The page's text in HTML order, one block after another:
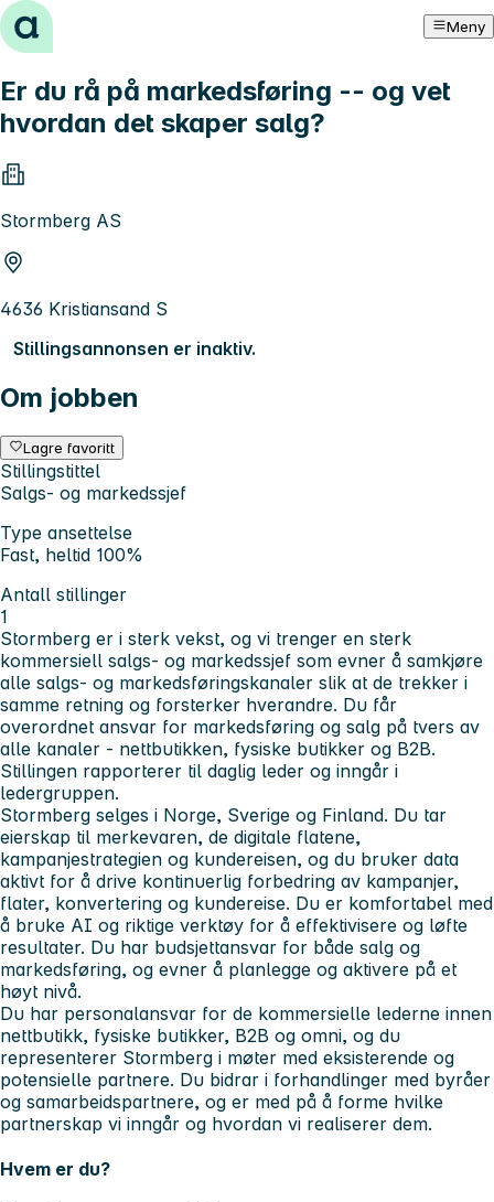
Hopp til innhold Meny
Er du rå på markedsføring -- og vet
hvordan det skaper salg?
Stormberg AS
4636 Kristiansand S
Stillingsannonsen er inaktiv.
Om jobben
Lagre favoritt
Stillingstittel
Salgs- og markedssjef
Type ansettelse
Fast, heltid 100%
Antall stillinger
1
Stormberg er i sterk vekst, og vi trenger en sterk
kommersiell salgs- og markedssjef som evner å samkjøre
alle salgs- og markedsføringskanaler slik at de trekker i
samme retning og forsterker hverandre. Du får
overordnet ansvar for markedsføring og salg på tvers av
alle kanaler - nettbutikken, fysiske butikker og B2B.
Stillingen rapporterer til daglig leder og inngår i
ledergruppen.
Stormberg selges i Norge, Sverige og Finland. Du tar
eierskap til merkevaren, de digitale flatene,
kampanjestrategien og kundereisen, og du bruker data
aktivt for å drive kontinuerlig forbedring av kampanjer,
flater, konvertering og kundereise. Du er komfortabel med
å bruke AI og riktige verktøy for å effektivisere og løfte
resultater. Du har budsjettansvar for både salg og
markedsføring, og evner å planlegge og aktivere på et
høyt nivå.
Du har personalansvar for de kommersielle lederne innen
nettbutikk, fysiske butikker, B2B og omni, og du
representerer Stormberg i møter med eksisterende og
potensielle partnere. Du bidrar i forhandlinger med byråer
og samarbeidspartnere, og er med på å forme hvilke
partnerskap vi inngår og hvordan vi realiserer dem.
Hvem er du?